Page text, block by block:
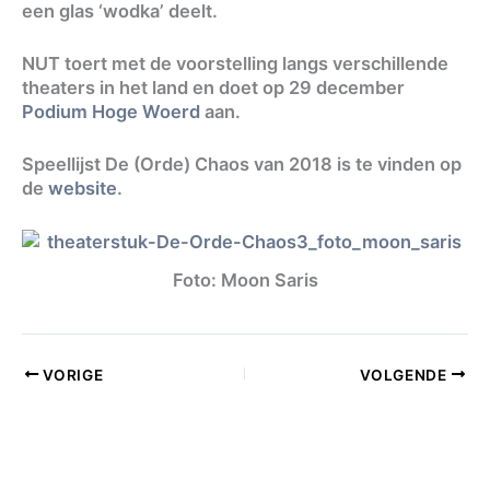
een glas ‘wodka’ deelt.
NUT toert met de voorstelling langs verschillende
theaters in het land en doet op 29 december
Podium Hoge Woerd aan.
Speellijst De (Orde) Chaos van 2018 is te vinden op
de website.
Foto: Moon Saris
VORIGE VOLGENDE